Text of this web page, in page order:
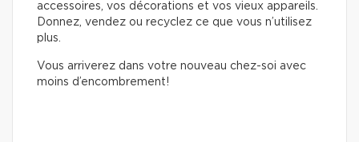
accessoires, vos décorations et vos vieux appareils.
Donnez, vendez ou recyclez ce que vous n’utilisez
plus.
Vous arriverez dans votre nouveau chez-soi avec
moins d’encombrement!